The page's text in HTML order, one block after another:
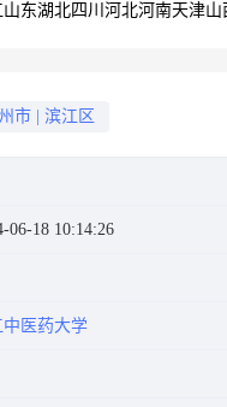
山东湖北四川 河北河南天津山
市 滨江区
06-18 10:14:26
中医药大学